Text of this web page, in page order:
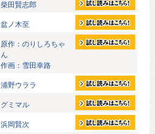
柴田賢志郎
盆ノ木至
原作：のりしろちゃ
ん
作画：雪田幸路
浦野ウララ
グミマル
浜岡賢次